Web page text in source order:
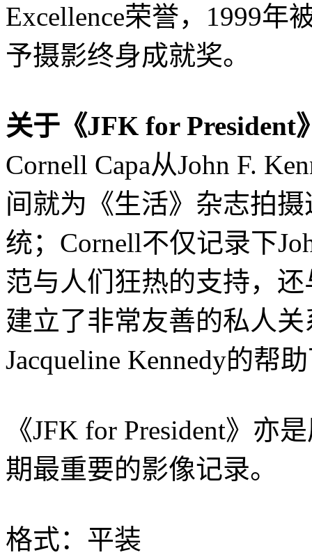
Excellence荣誉，1999年
予摄影终身成就奖。
关于《JFK for President
Cornell Capa从John F.
间就为《生活》杂志拍
统；Cornell不仅记录下
范与人们狂热的支持，还
建立了非常友善的私人
Jacqueline Kennedy的帮
《JFK for President》亦
期最重要的影像记录。
格式：平装